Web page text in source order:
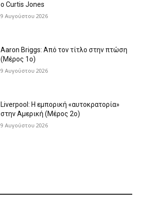
ο Curtis Jones
9 Αυγούστου 2026
Aaron Briggs: Από τον τίτλο στην πτώση
(Μέρος 1ο)
9 Αυγούστου 2026
Liverpool: Η εμπορική «αυτοκρατορία»
στην Αμερική (Μέρος 2ο)
9 Αυγούστου 2026